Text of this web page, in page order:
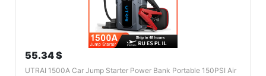
55.34 $
UTRAI 1500A Car Jump Starter Power Bank Portable 150PSI Air